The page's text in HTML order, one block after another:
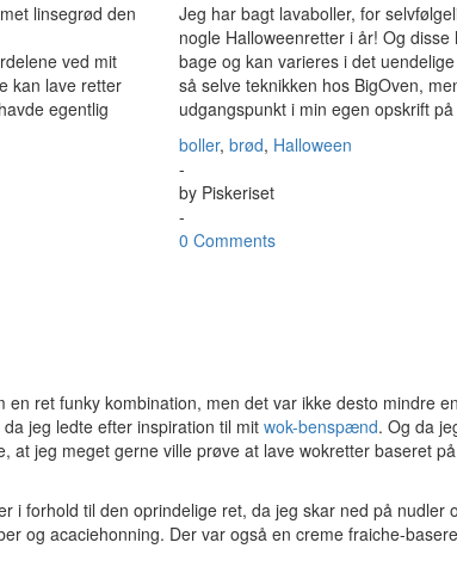
linsegrød den
ved mit
kan lave retter
egentlig
Jeg har bagt lavaboller, for
nogle Halloweenretter i år! Og
bage og kan varieres i det
så selve teknikken hos BigOven,
udgangspunkt i min egen opskrift på
boller, brød, Halloween
-
by Piskeriset
-
0 Comments
ret funky kombination, men det var ikke desto mindre
da jeg ledte efter inspiration til mit wok-benspænd. Og da
jeg meget gerne ville prøve at lave wokretter baseret
i forhold til den oprindelige ret, da jeg skar ned på nudler
og acaciehonning. Der var også en creme fraiche-